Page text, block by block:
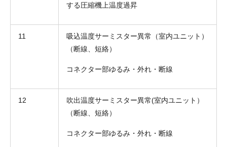
する圧縮機上温度過昇
11
吸込温度サーミスター異常（室内ユニット）
（断線、短絡）
コネクター部ゆるみ・外れ・断線
12
吹出温度サーミスター異常(室内ユニット）
（断線、短絡）
コネクター部ゆるみ・外れ・断線